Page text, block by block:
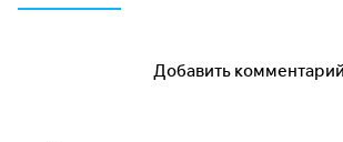
Добавить комментарий